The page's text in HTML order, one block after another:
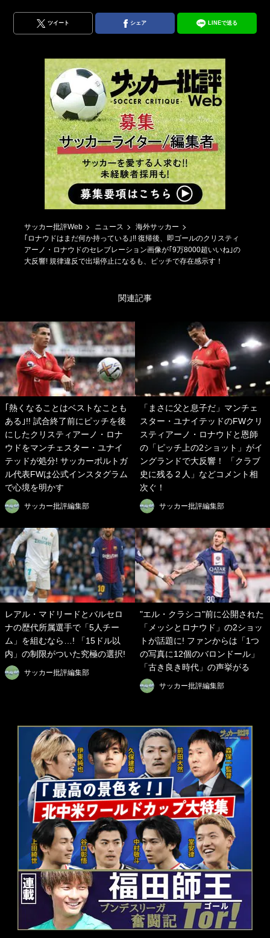
ツイート シェア LINEで送る
サッカー批評Web ニュース
海外サッカー
｢ロナウドはまだ何か持っている｣!! 復帰後、即ゴールのクリスティ
アーノ・ロナウドのセレブレーション画像が｢9万8000超いいね｣の
大反響! 規律違反で出場停止になるも、ピッチで存在感示す！
関連記事
｢熱くなることはベストなことも
ある｣!! 試合終了前にピッチを後
にしたクリスティアーノ・ロナ
ウドをマンチェスター・ユナイ
テッドが処分! サッカーポルトガ
ル代表FWは公式インスタグラム
で心境を明かす
サッカー批評編集部
「まさに父と息子だ」マンチェ
スター・ユナイテッドのFWクリ
スティアーノ・ロナウドと恩師
の「ピッチ上の2ショット」がイ
ングランドで大反響！ 「クラブ
史に残る２人」などコメント相
次ぐ！
サッカー批評編集部
レアル・マドリードとバルセロ
ナの歴代所属選手で「5人チー
ム」を組むなら…! 「15ドル以
内」の制限がついた究極の選択!
サッカー批評編集部
"エル・クラシコ"前に公開された
「メッシとロナウド」の2ショッ
トが話題に! ファンからは「1つ
の写真に12個のバロンドール」
「古き良き時代」の声挙がる
サッカー批評編集部